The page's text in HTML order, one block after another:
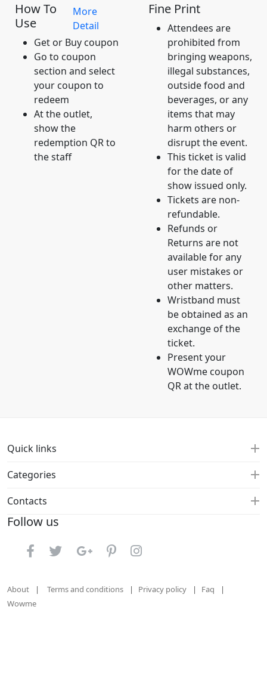
How To
Use
More
Detail
Get or Buy coupon
Go to coupon
section and select
your coupon to
redeem
At the outlet,
show the
redemption QR to
the staff
Fine Print
Attendees are
prohibited from
bringing weapons,
illegal substances,
outside food and
beverages, or any
items that may
harm others or
disrupt the event.
This ticket is valid
for the date of
show issued only.
Tickets are non-
refundable.
Refunds or
Returns are not
available for any
user mistakes or
other matters.
Wristband must
be obtained as an
exchange of the
ticket.
Present your
WOWme coupon
QR at the outlet.
Quick links
Categories
Contacts
Follow us
About Terms and conditions Privacy policy
Faq
Wowme